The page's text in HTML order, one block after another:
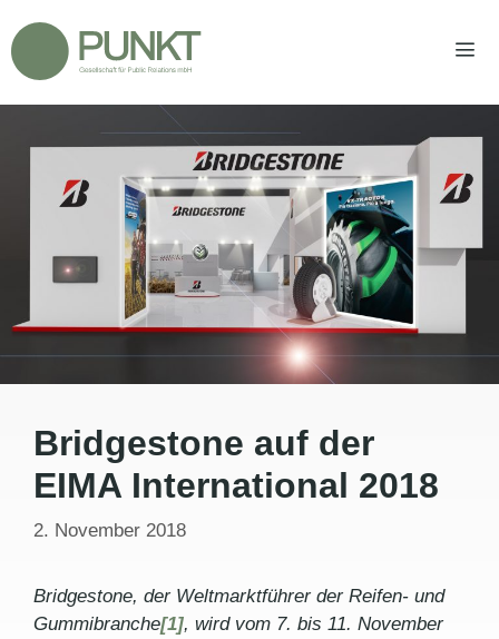
Inhalt
springen
Bridgestone auf der
EIMA International 2018
2. November 2018
Bridgestone, der Weltmarktführer der Reifen- und
Gummibranche[1], wird vom 7. bis 11. November